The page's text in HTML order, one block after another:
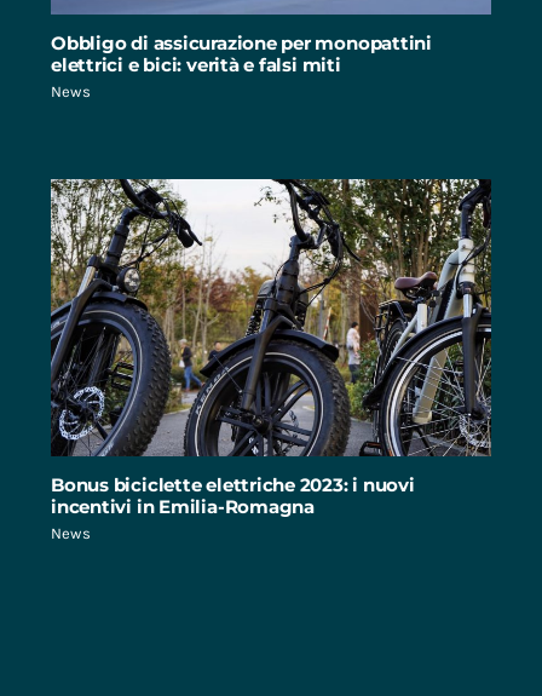
Obbligo di assicurazione per monopattini
elettrici e bici: verità e falsi miti
News
Bonus biciclette elettriche 2023: i nuovi
incentivi in Emilia-Romagna
News